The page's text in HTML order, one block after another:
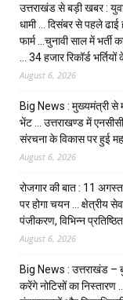
उत्तराखंड से बड़ी खबर :
धामी … दिसंबर से पहले
फार्म …चुनावी साल में भर्ती
… 34 हजार रिकॉर्ड
August 6, 2026
Big News : मुख्यमंत्री से
भेंट … उत्तराखण्ड में
संरचना के विकास पर हुई
August 6, 2026
रोजगार की बात : 11
पर होगा चयन … क्षेत्रीय
पंजीकरण, विभिन्न
August 6, 2026
Big News : उत्तराखंड –
करेंगे नोटिसों का निस्तारण